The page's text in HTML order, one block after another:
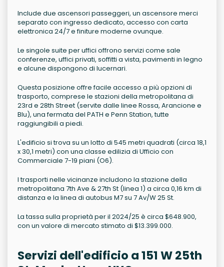
Include due ascensori passeggeri, un ascensore merci
separato con ingresso dedicato, accesso con carta
elettronica 24/7 e finiture moderne ovunque.
Le singole suite per uffici offrono servizi come sale
conferenze, uffici privati, soffitti a vista, pavimenti in legno
e alcune dispongono di lucernari.
Questa posizione offre facile accesso a più opzioni di
trasporto, comprese le stazioni della metropolitana di
23rd e 28th Street (servite dalle linee Rossa, Arancione e
Blu), una fermata del PATH e Penn Station, tutte
raggiungibili a piedi.
L'edificio si trova su un lotto di 545 metri quadrati (circa 18,1
x 30,1 metri) con una classe edilizia di Ufficio con
Commerciale 7-19 piani (O6).
I trasporti nelle vicinanze includono la stazione della
metropolitana 7th Ave & 27th St (linea 1) a circa 0,16 km di
distanza e la linea di autobus M7 su 7 Av/W 25 St.
La tassa sulla proprietà per il 2024/25 è circa $648.900,
con un valore di mercato stimato di $13.399.000.
Servizi dell'edificio a 151 W 25th